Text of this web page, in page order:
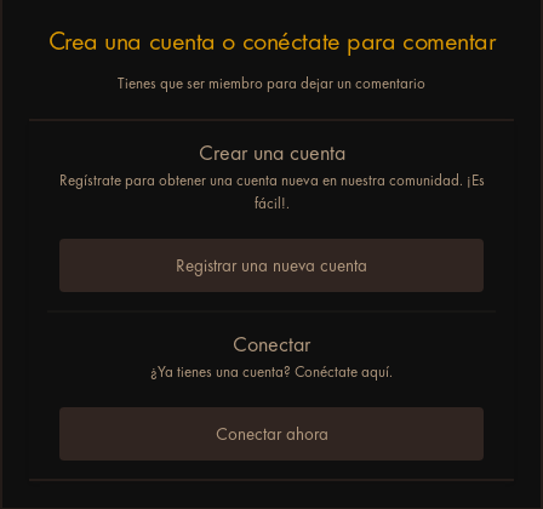
Crea una cuenta o conéctate para comentar
Tienes que ser miembro para dejar un comentario
Crear una cuenta
Regístrate para obtener una cuenta nueva en nuestra comunidad. ¡Es
fácil!.
Registrar una nueva cuenta
Conectar
¿Ya tienes una cuenta? Conéctate aquí.
Conectar ahora